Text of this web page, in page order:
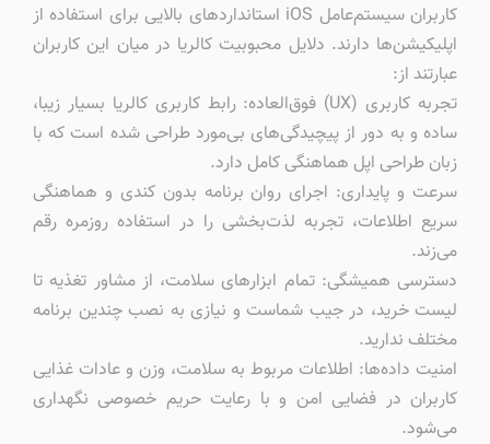
کاربران سیستم‌عامل iOS استانداردهای بالایی برای استفاده از
اپلیکیشن‌ها دارند. دلایل محبوبیت کالریا در میان این کاربران
عبارتند از:
تجربه کاربری (UX) فوق‌العاده: رابط کاربری کالریا بسیار زیبا،
ساده و به دور از پیچیدگی‌های بی‌مورد طراحی شده است که با
زبان طراحی اپل هماهنگی کامل دارد.
سرعت و پایداری: اجرای روان برنامه بدون کندی و هماهنگی
سریع اطلاعات، تجربه لذت‌بخشی را در استفاده روزمره رقم
می‌زند.
دسترسی همیشگی: تمام ابزارهای سلامت، از مشاور تغذیه تا
لیست خرید، در جیب شماست و نیازی به نصب چندین برنامه
مختلف ندارید.
امنیت داده‌ها: اطلاعات مربوط به سلامت، وزن و عادات غذایی
کاربران در فضایی امن و با رعایت حریم خصوصی نگهداری
می‌شود.